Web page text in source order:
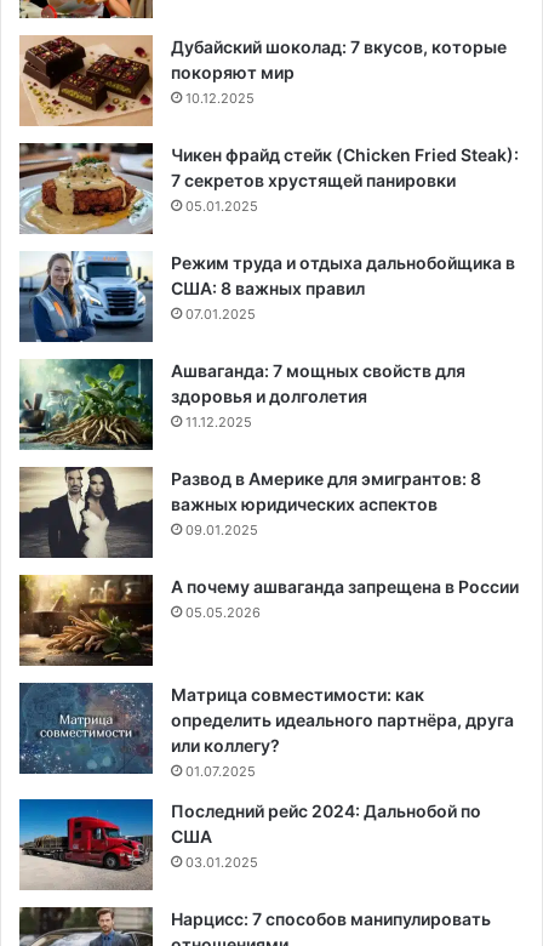
Дубайский шоколад: 7 вкусов, которые
покоряют мир
10.12.2025
Чикен фрайд стейк (Chicken Fried Steak):
7 секретов хрустящей панировки
05.01.2025
Режим труда и отдыха дальнобойщика в
США: 8 важных правил
07.01.2025
Ашваганда: 7 мощных свойств для
здоровья и долголетия
11.12.2025
Развод в Америке для эмигрантов: 8
важных юридических аспектов
09.01.2025
А почему ашваганда запрещена в России
05.05.2026
Матрица совместимости: как
определить идеального партнёра, друга
или коллегу?
01.07.2025
Последний рейс 2024: Дальнобой по
США
03.01.2025
Нарцисс: 7 способов манипулировать